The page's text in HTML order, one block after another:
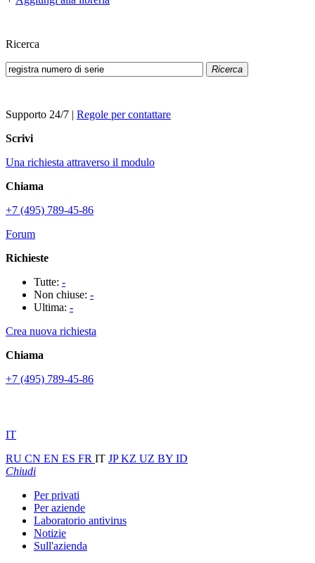
Ricerca
Ricerca
Supporto 24/7 | Regole per contattare
Scrivi
Una richiesta attraverso il modulo
Chiama
+7 (495) 789-45-86
Forum
Richieste
Tutte: -
Non chiuse: -
Ultima: -
Crea nuova richiesta
Chiama
+7 (495) 789-45-86
IT
RU CN EN ES FR IT JPKZ UZ BY ID
Chiudi
Per privati
Per aziende
Laboratorio antivirus
Notizie
Sull'azienda